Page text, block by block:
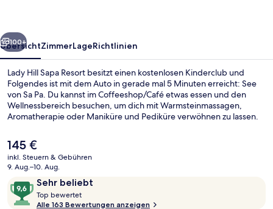
Weiter
100+
ÜbersichtZimmerLageRichtlinien
Lady Hill Sapa Resort besitzt einen kostenlosen Kinderclub und
Folgendes ist mit dem Auto in gerade mal 5 Minuten erreicht: See
von Sa Pa. Du kannst im Coffeeshop/Café etwas essen und den
Wellnessbereich besuchen, um dich mit Warmsteinmassagen,
Aromatherapie oder Maniküre und Pediküre verwöhnen zu lassen.
Innenpool, einen Außenpool und eine Loungebar. Andere Reisende
haben viel Gutes über das hilfsbereite Personal zu berichten.
Der
aktuelle
Preis
145 €.
145 €
inkl. Steuern & Gebühren
9. Aug.–10. Aug.
Bewertungen
Sehr beliebt
9,6
von
Top bewertet
o
Alle 163 Bewertungen anzeigen